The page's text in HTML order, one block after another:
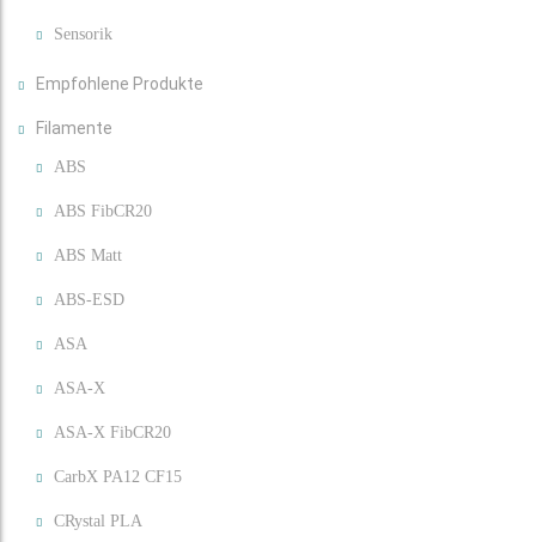
Sensorik
Empfohlene Produkte
Filamente
ABS
ABS FibCR20
ABS Matt
ABS-ESD
ASA
ASA-X
ASA-X FibCR20
CarbX PA12 CF15
CRystal PLA